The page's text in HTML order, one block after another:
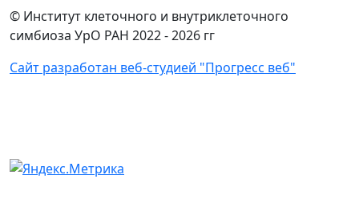
© Институт клеточного и внутриклеточного
симбиоза УрО РАН 2022 -2026 гг
Сайт разработан веб-студией "Прогресс веб"